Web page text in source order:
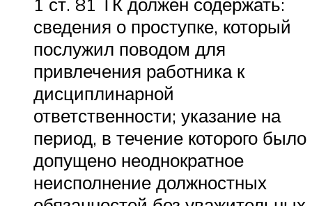
сведения о проступке, который
послужил поводом для
привлечения работника к
дисциплинарной
ответственности; указание на
период, в течение которого было
допущено неоднократное
неисполнение должностных